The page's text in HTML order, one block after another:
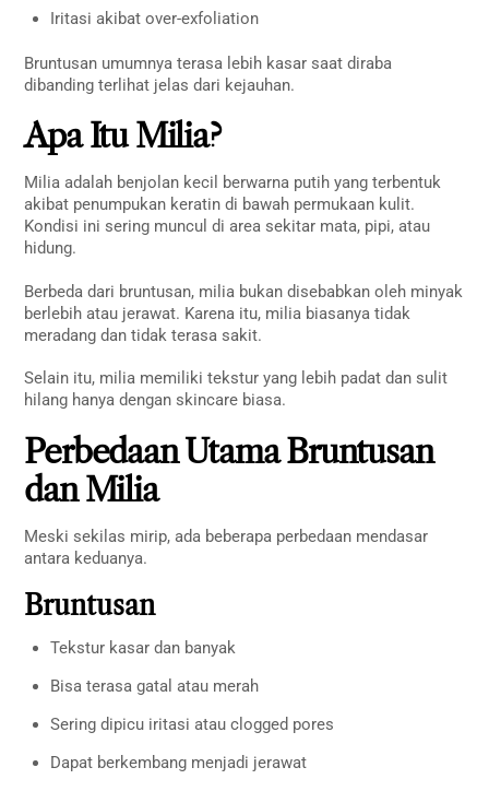
Iritasi akibat over-exfoliation
Bruntusan umumnya terasa lebih kasar saat diraba
dibanding terlihat jelas dari kejauhan.
Apa Itu Milia?
Milia adalah benjolan kecil berwarna putih yang terbentuk
akibat penumpukan keratin di bawah permukaan kulit.
Kondisi ini sering muncul di area sekitar mata, pipi, atau
hidung.
Berbeda dari bruntusan, milia bukan disebabkan oleh minyak
berlebih atau jerawat. Karena itu, milia biasanya tidak
meradang dan tidak terasa sakit.
Selain itu, milia memiliki tekstur yang lebih padat dan sulit
hilang hanya dengan skincare biasa.
Perbedaan Utama Bruntusan
dan Milia
Meski sekilas mirip, ada beberapa perbedaan mendasar
antara keduanya.
Bruntusan
Tekstur kasar dan banyak
Bisa terasa gatal atau merah
Sering dipicu iritasi atau clogged pores
Dapat berkembang menjadi jerawat